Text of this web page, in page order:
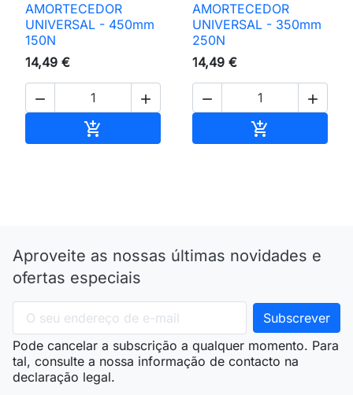
AMORTECEDOR
UNIVERSAL - 450mm
150N
14,49 €
 

AMORTECEDOR
UNIVERSAL - 350mm
250N
14,49 €
 

Aproveite as nossas últimas novidades e
ofertas especiais
Pode cancelar a subscrição a qualquer momento. Para
tal, consulte a nossa informação de contacto na
declaração legal.